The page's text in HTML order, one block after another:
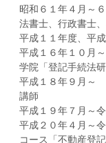
昭和６１年４月～
法書士、行政書士、
平成１１年度、平
平成１６年１０月
学院「登記手続法
平成１８年９月～
講師
平成１９年７月～
平成２０年４月～
コース「不動産登